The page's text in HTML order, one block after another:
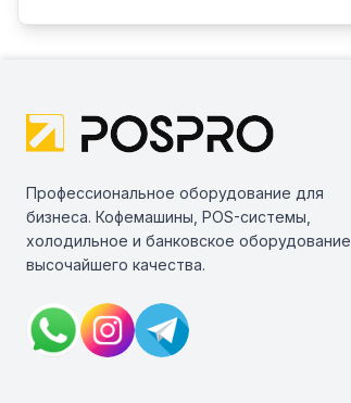
Профессиональное оборудование для
бизнеса. Кофемашины, POS-системы,
холодильное и банковское оборудование
высочайшего качества.